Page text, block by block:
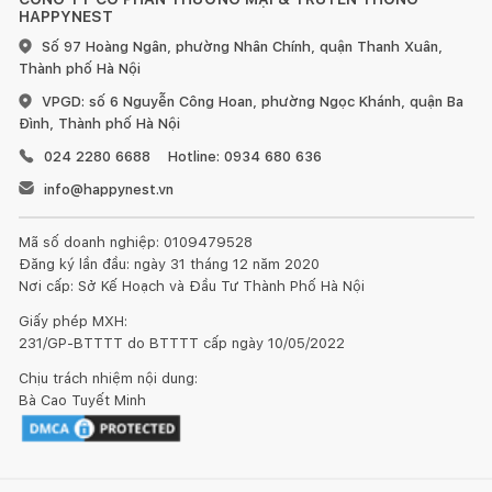
Bảng điều khiển cảm ứng chạm dạng cộng/trừ ( +/-) điều
chỉnh 17 mức gia nhiệt trên từng vùng nấu. Bao gồm cả chức
năng nấu nhanh powerbooster cho vùng nấu lớn nhất.
Bosch PUC611BB5Ecó khả năng tự nhận diện vùng nấu
Có chức năng hẹn giờ cho từng vùng nấu, bếp tự động tắt khi
hết thời gian.
HAPPYNEST
Số 97 Hoàng Ngân, phường Nhân Chính, quận Thanh Xuân,
Thành phố Hà Nội
VPGD: số 6 Nguyễn Công Hoan, phường Ngọc Khánh, quận Ba
Đình, Thành phố Hà Nội
024 2280 6688
Hotline: 0934 680 636
info@happynest.vn
Mã số doanh nghiệp: 0109479528
Đăng ký lần đầu: ngày 31 tháng 12 năm 2020
Nơi cấp: Sở Kế Hoạch và Đầu Tư Thành Phố Hà Nội
Giấy phép MXH:
231/GP-BTTTT do BTTTT cấp ngày 10/05/2022
Chịu trách nhiệm nội dung:
Bà Cao Tuyết Minh